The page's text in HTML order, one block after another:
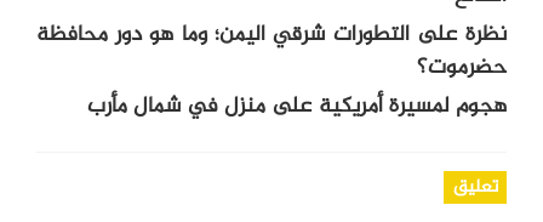
نظرة على التطورات شرقي اليمن؛ وما هو دور محافظة
حضرموت؟
هجوم لمسيرة أمريكية على منزل في شمال مأرب
تعليق